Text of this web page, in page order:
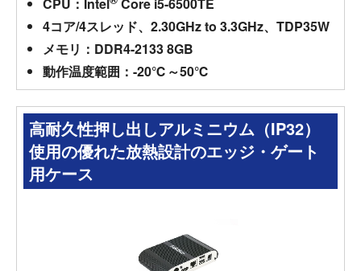
CPU：Intel
Core i5-6500TE
4コア/4スレッド、2.30GHz to 3.3GHz、TDP35W
メモリ：DDR4-2133 8GB
動作温度範囲：-20℃～50℃
高耐久性押し出しアルミニウム（IP32）
使用の優れた放熱設計のエッジ・ゲート
用ケース